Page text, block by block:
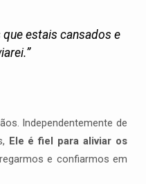
estais cansados e
Independentemente de
Ele é fiel para aliviar os
e confiarmos em